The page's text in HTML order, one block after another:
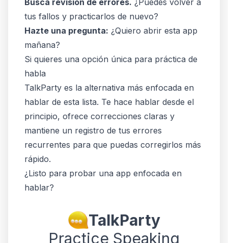
Busca revisión de errores. ¿Puedes volver a
tus fallos y practicarlos de nuevo?
Hazte una pregunta: ¿Quiero abrir esta app
mañana?
Si quieres una opción única para práctica de
habla
TalkParty es la alternativa más enfocada en
hablar de esta lista. Te hace hablar desde el
principio, ofrece correcciones claras y
mantiene un registro de tus errores
recurrentes para que puedas corregirlos más
rápido.
¿Listo para probar una app enfocada en
hablar?
TalkParty
Practice Speaking